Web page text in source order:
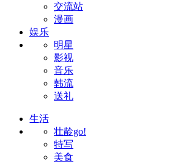
交流站
漫画
娱乐
明星
影视
音乐
韩流
送礼
生活
壮龄go!
特写
美食